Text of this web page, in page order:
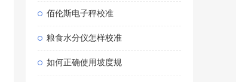
佰伦斯电子秤校准
粮食水分仪怎样校准
如何正确使用坡度规